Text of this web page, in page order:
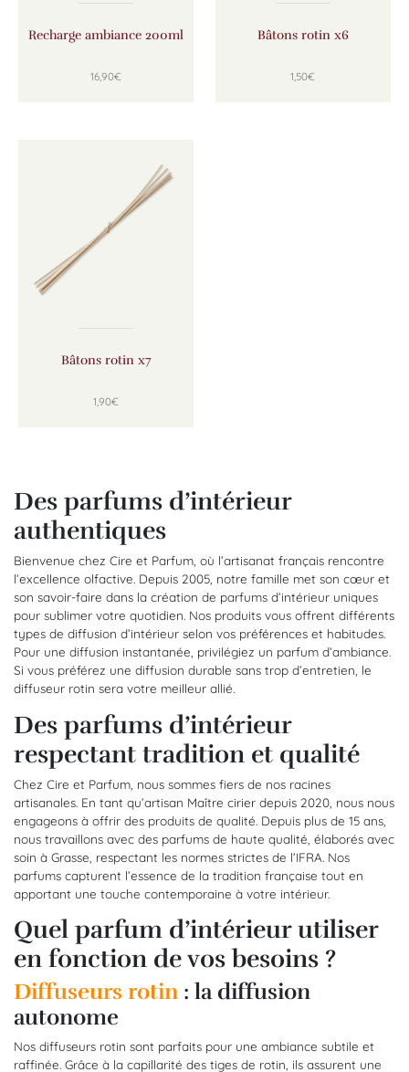
Des parfums d’intérieur
authentiques
Bienvenue chez Cire et Parfum, où l’artisanat français rencontre
l’excellence olfactive. Depuis 2005, notre famille met son cœur et
son savoir-faire dans la création de parfums d’intérieur uniques
pour sublimer votre quotidien. Nos produits vous offrent différents
types de diffusion d’intérieur selon vos préférences et habitudes.
Pour une diffusion instantanée, privilégiez un parfum d’ambiance.
Si vous préférez une diffusion durable sans trop d’entretien, le
diffuseur rotin sera votre meilleur allié.
Des parfums d’intérieur
respectant tradition et qualité
Chez Cire et Parfum, nous sommes fiers de nos racines
artisanales. En tant qu’artisan Maître cirier depuis 2020, nous nous
engageons à offrir des produits de qualité. Depuis plus de 15 ans,
nous travaillons avec des parfums de haute qualité, élaborés avec
soin à Grasse, respectant les normes strictes de l’IFRA. Nos
parfums capturent l’essence de la tradition française tout en
apportant une touche contemporaine à votre intérieur.
Quel parfum d’intérieur utiliser
en fonction de vos besoins ?
Diffuseurs rotin : la diffusion
autonome
Nos diffuseurs rotin sont parfaits pour une ambiance subtile et
raffinée. Grâce à la capillarité des tiges de rotin, ils assurent une
Recharge ambiance 200ml
16,90€
Bâtons rotin x6
1,50€
Bâtons rotin x7
1,90€